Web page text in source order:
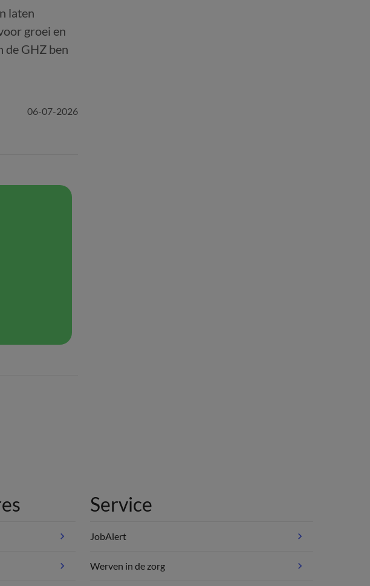
laten
groei en
de GHZ ben
06-07-2026
Service
JobAlert
Werven in de zorg